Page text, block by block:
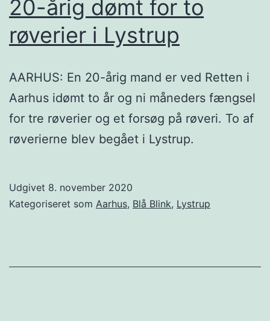
20-årig dømt for to
røverier i Lystrup
AARHUS: En 20-årig mand er ved Retten i
Aarhus idømt to år og ni måneders fængsel
for tre røverier og et forsøg på røveri. To af
røverierne blev begået i Lystrup.
Udgivet 8. november 2020
Kategoriseret som Aarhus, Blå Blink, Lystrup